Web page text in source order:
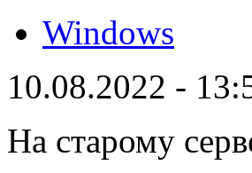
Windows
10.08.2022 -
На старому